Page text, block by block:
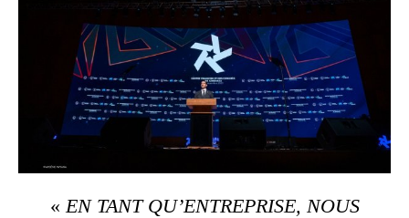
« EN TANT QU’ENTREPRISE, NOUS